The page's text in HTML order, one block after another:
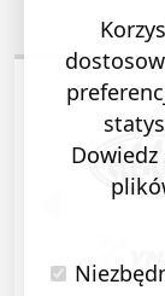
POPRZEDNI